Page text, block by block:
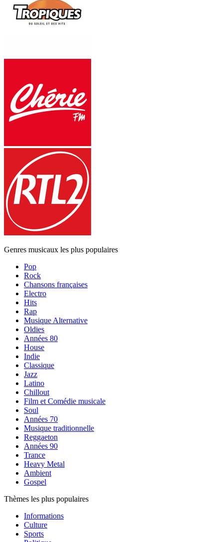
Genres musicaux les plus populaires
Pop
Rock
Chansons françaises
Electro
Hits
Rap
Musique Alternative
Oldies
Années 80
House
Indie
Classique
Jazz
Latino
Chillout
Film et Comédie musicale
Soul
Années 70
Musique traditionnelle
Reggaeton
Années 90
Trance
Heavy Metal
Ambient
Gospel
Thèmes les plus populaires
Informations
Culture
Sports